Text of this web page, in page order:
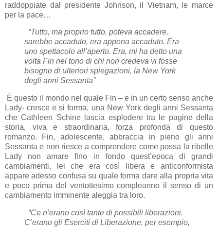
raddoppiate dal presidente Johnson, il Vietnam, le marce
per la pace…
“Tutto, ma proprio tutto, poteva accadere,
sarebbe accaduto, era appena accaduto. Era
uno spettacolo all’aperto. Era, mi ha detto una
volta Fin nel tono di chi non credeva vi fosse
bisogno di ulteriori spiegazioni, la New York
degli anni Sessanta”
È questo il mondo nel quale Fin – e in un certo senso anche
Lady- cresce e si forma, una New York degli anni Sessanta
che Cathleen Schine lascia esplodere tra le pagine della
storia, viva e straordinaria, forza profonda di questo
romanzo. Fin, adolescente, abbraccia in pieno gli anni
Sessanta e non riesce a comprendere come possa la ribelle
Lady non amare fino in fondo quest’epoca di grandi
cambiamenti, lei che era così libera e anticonformista
appare adesso confusa su quale forma dare alla propria vita
e poco prima del ventottesimo compleanno il senso di un
cambiamento imminente aleggia tra loro.
“Ce n’erano così tante di possibili liberazioni.
C’erano gli Eserciti di Liberazione, per esempio,